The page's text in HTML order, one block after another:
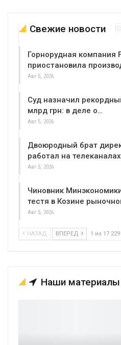
Свежие новости
Горнорудная компания
приостановила
Авг 5, 2026
Суд назначил
млрд грн: в деле о…
Авг 5, 2026
Двоюродный брат
работал на
Авг 5, 2026
Чиновник
тестя в Козине
Авг 5, 2026
НАЗАД ВПЕРЕД 1 из 17 229
Наши материалы